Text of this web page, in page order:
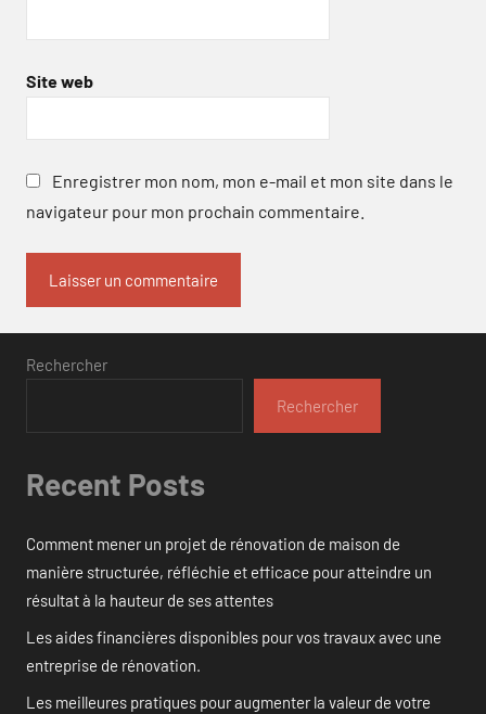
Site web
Enregistrer mon nom, mon e-mail et mon site dans le
navigateur pour mon prochain commentaire.
Rechercher
Rechercher
Recent Posts
Comment mener un projet de rénovation de maison de
manière structurée, réfléchie et efficace pour atteindre un
résultat à la hauteur de ses attentes
Les aides financières disponibles pour vos travaux avec une
entreprise de rénovation.
Les meilleures pratiques pour augmenter la valeur de votre